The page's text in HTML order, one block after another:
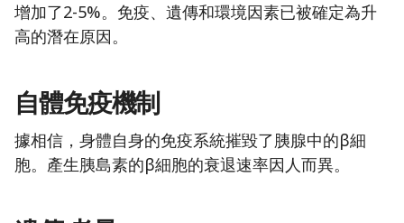
增加了2-5%。免疫、遺傳和環境因素已被確定為升
高的潛在原因。
自體免疫機制
據相信，身體自身的免疫系統摧毀了胰腺中的β細
胞。產生胰島素的β細胞的衰退速率因人而異。